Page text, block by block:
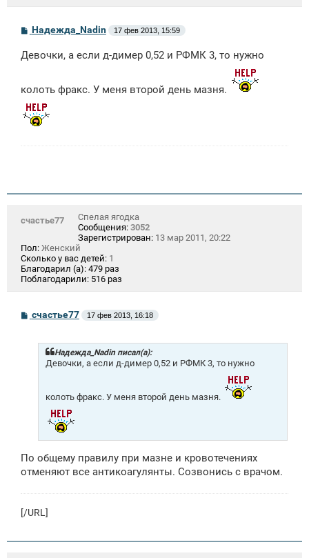
С
о
б
н
и
е
Надежда_Nadin 17 фев 2013, 15:59
Девочки, а если д-димер 0,52 и РФМК 3, то нужно
колоть фракс. У меня второй день мазня.
счастье77
Спелая ягодка
Сообщения: 3052
Зарегистрирован: 13 мар 2011, 20:22
Пол: Женский
Сколько у вас детей: 1
Благодарил (а): 479 раз
Поблагодарили: 516 раз
С
о
счастье77 17 фев 2013, 16:18
Надежда_Nadin писал(а):
Девочки, а если д-димер 0,52 и РФМК 3, то нужно
колоть фракс. У меня второй день мазня.
По общему правилу при мазне и кровотечениях
отменяют все антикоагулянты. Созвонись с врачом.
[/URL]